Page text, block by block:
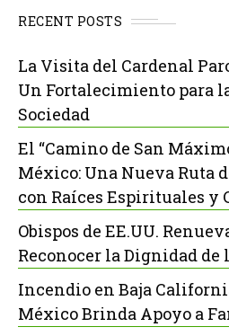
RECENT POSTS
La Visita del Cardenal
Un Fortalecimiento para
Sociedad
El “Camino de San
México: Una Nueva Ruta
con Raíces Espirituales y
Obispos de EE.UU.
Reconocer la Dignidad
Incendio en Baja
México Brinda Apoyo a